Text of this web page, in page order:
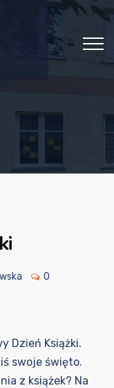
0
Dzień Książki.
swoje święto.
z książek? Na